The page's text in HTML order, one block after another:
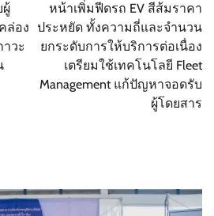
ผู้
ล่อง
วะ
หน้าเพิ่มฟีดรถ EV สีส้มราคา
ประหยัด ทั้งความถี่และจำนวน
ยกระดับการให้บริการต่อเนื่อง
เตรียมใช้เทคโนโลยี Fleet
Management แก้ปัญหาจอดรับ
ผู้โดยสาร